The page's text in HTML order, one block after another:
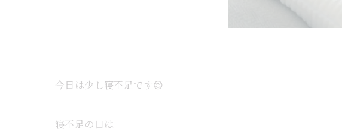
今日は少し寝不足です😌
寝不足の日は